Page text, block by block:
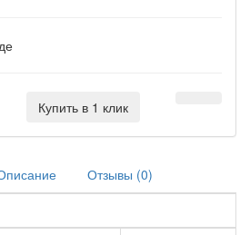
Купить в 1 клик
Отзывы (0)